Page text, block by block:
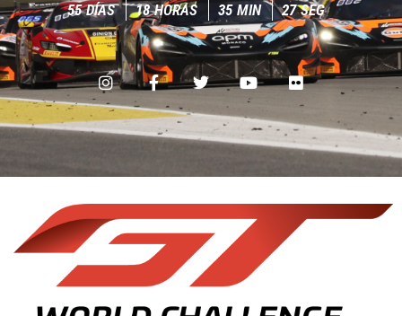
55 DÍAS 18 HORAS 35 MIN 26 SEG